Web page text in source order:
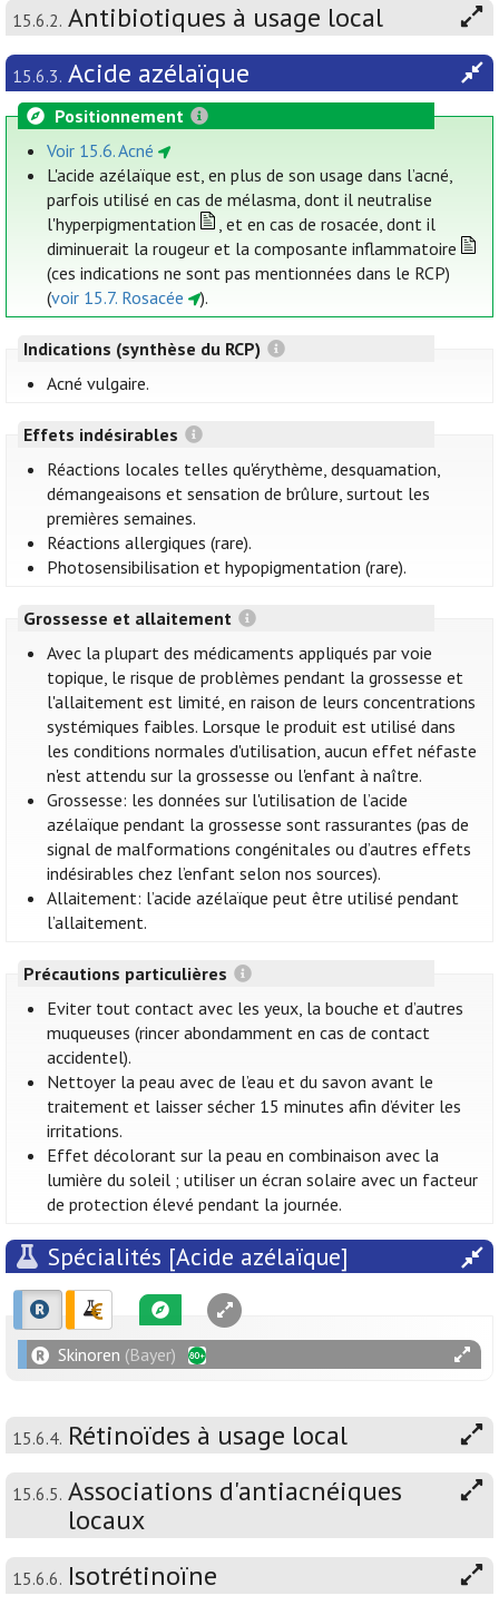
15.6.2. Antibiotiques à usage local
15.6.3. Acide azélaïque
Positionnement
Voir 15.6. Acné
L'acide azélaïque est, en plus de son usage dans l’acné,
parfois utilisé en cas de mélasma, dont il neutralise
l'hyperpigmentation
, et en cas de rosacée, dont il
diminuerait la rougeur et la composante inflammatoire
(ces indications ne sont pas mentionnées dans le RCP)
(voir 15.7. Rosacée ).
Indications (synthèse du RCP)
Acné vulgaire.
Effets indésirables
Réactions locales telles qu'érythème, desquamation,
démangeaisons et sensation de brûlure, surtout les
premières semaines.
Réactions allergiques (rare).
Photosensibilisation et hypopigmentation (rare).
Grossesse et allaitement
Avec la plupart des médicaments appliqués par voie
topique, le risque de problèmes pendant la grossesse et
l'allaitement est limité, en raison de leurs concentrations
systémiques faibles. Lorsque le produit est utilisé dans
les conditions normales d'utilisation, aucun effet néfaste
n'est attendu sur la grossesse ou l'enfant à naître.
Grossesse: les données sur l'utilisation de l’acide
azélaïque pendant la grossesse sont rassurantes (pas de
signal de malformations congénitales ou d’autres effets
indésirables chez l’enfant selon nos sources).
Allaitement: l’acide azélaïque peut être utilisé pendant
l’allaitement.
Précautions particulières
Eviter tout contact avec les yeux, la bouche et d’autres
muqueuses (rincer abondamment en cas de contact
accidentel).
Nettoyer la peau avec de l’eau et du savon avant le
traitement et laisser sécher 15 minutes afin d’éviter les
irritations.
Effet décolorant sur la peau en combinaison avec la
lumière du soleil ; utiliser un écran solaire avec un facteur
de protection élevé pendant la journée.
Spécialités [Acide azélaïque]
Skinoren (Bayer)
15.6.4. Rétinoïdes à usage local
15.6.5. Associations d'antiacnéiques
locaux
15.6.6. Isotrétinoïne